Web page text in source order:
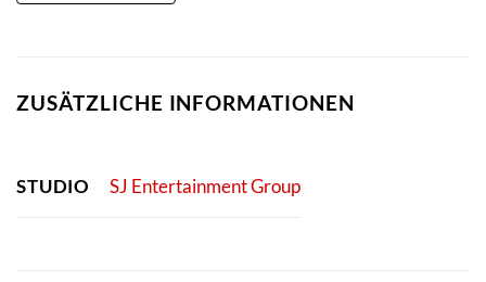
ZUSÄTZLICHE INFORMATIONEN
STUDIO SJ Entertainment Group